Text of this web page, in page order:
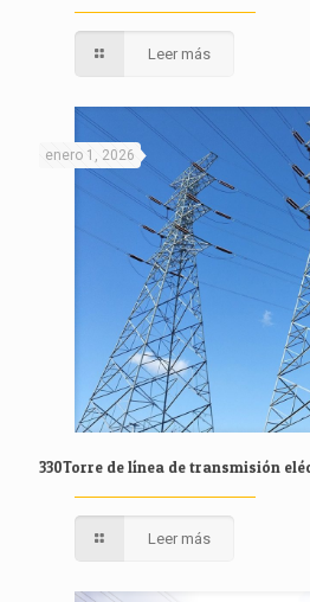
Leer más
enero 1, 2026
330Torre de línea de transmisión
Leer más